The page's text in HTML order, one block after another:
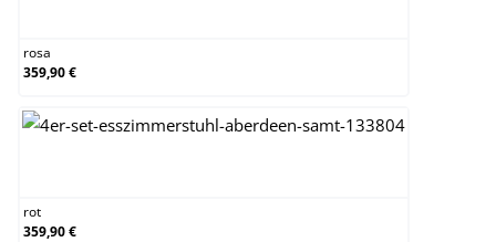
rosa
359,90 €
rot
359,90 €